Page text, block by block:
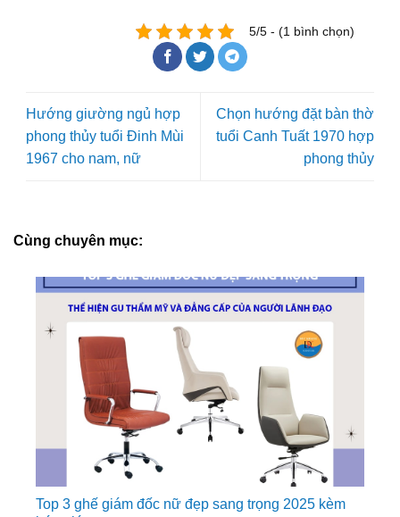
5/5 - (1 bình chọn)
Hướng giường ngủ hợp
phong thủy tuổi Đinh Mùi
1967 cho nam, nữ
Chọn hướng đặt bàn thờ
tuổi Canh Tuất 1970 hợp
phong thủy
Cùng chuyên mục:
Top 3 ghế giám đốc nữ đẹp sang trọng 2025 kèm